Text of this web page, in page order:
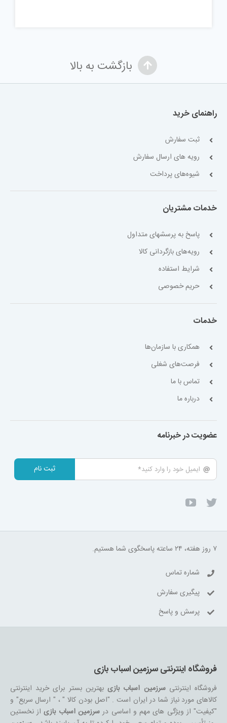
بازگشت به بالا
راهنمای خرید
ثبت سفارش
رویه های ارسال سفارش
شیوه‌های پرداخت
خدمات مشتریان
پاسخ به پرسشهای متداول
رویه‌های بازگردانی کالا
شرایط استفاده
حریم خصوصی
خدمات
همکاری با سازمان‌ها
فرصت‌های شغلی
تماس با ما
درباره ما
عضویت در خبرنامه
ثبت نام
۷ روز هفته، ۲۴ ساعته پاسخگوی شما هستیم.
شماره تماس
پیگیری سفارش
پرسش و پاسخ
فروشگاه اینترنتی سرزمین اسباب بازی
فروشگاه اینترنتیسرزمین اسباب بازیبهترین بستر برای خرید اینترنتی
کالاهای مورد نیاز شما در ایران است . "اصل بودن کالا " ، " ارسال سریع" و
"کیفیت" از ویژگی های مهم و اساسی در سرزمین اسباب بازیاز نخستین